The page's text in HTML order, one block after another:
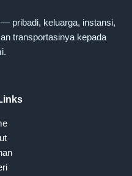
pribadi, keluarga, instansi,
transportasinya kepada